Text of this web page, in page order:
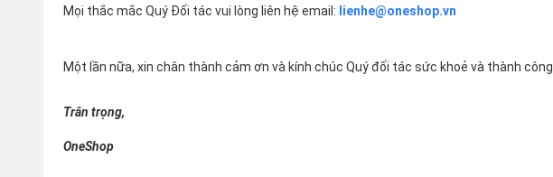
Mọi thắc mắc Quý Đối tác vui lòng liên hệ email: lienhe@oneshop.vn
Một lần nữa, xin chân thành cảm ơn và kính chúc Quý đối tác sức khoẻ và thành công.
Trân trọng,
OneShop